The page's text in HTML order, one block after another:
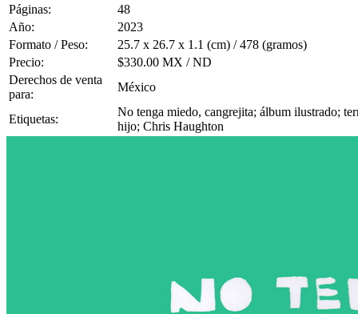
Páginas:
48
Año:
2023
Formato / Peso:
25.7 x 26.7 x 1.1 (cm) / 478 (gramos)
Precio:
$330.00 MX / ND
Derechos de venta
para:
México
Etiquetas:
No tenga miedo, cangrejita; álbum ilustrado;
hijo; Chris Haughton